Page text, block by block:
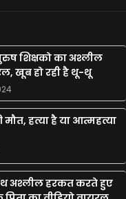
शिक्षको का अश्लील
खूब हो रही है थू-थू
हत्या है या आत्महत्या
अश्लील हरकत करते हुए